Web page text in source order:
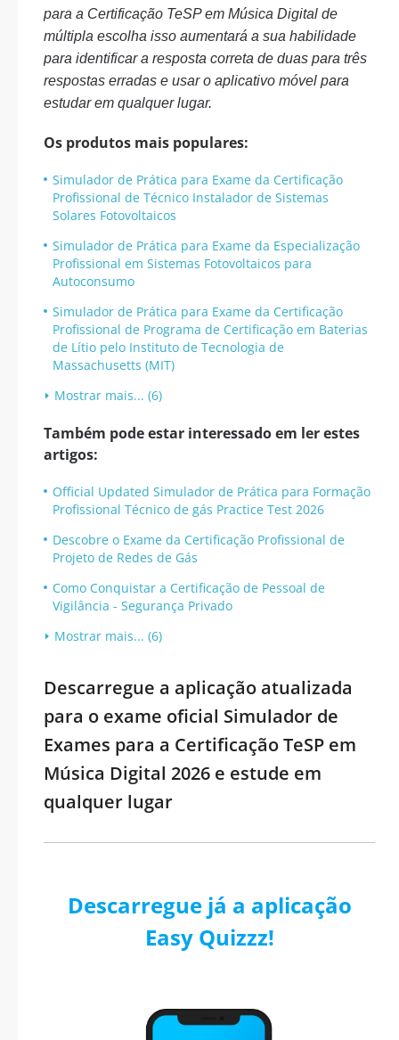
para a Certificação TeSP em Música Digital de
múltipla escolha isso aumentará a sua habilidade
para identificar a resposta correta de duas para três
respostas erradas e usar o aplicativo móvel para
estudar em qualquer lugar.
Os produtos mais populares:
Simulador de Prática para Exame da Certificação
Profissional de Técnico Instalador de Sistemas
Solares Fotovoltaicos
Simulador de Prática para Exame da Especialização
Profissional em Sistemas Fotovoltaicos para
Autoconsumo
Simulador de Prática para Exame da Certificação
Profissional de Programa de Certificação em Baterias
de Lítio pelo Instituto de Tecnologia de
Massachusetts (MIT)
Mostrar mais... (6)
Também pode estar interessado em ler estes
artigos:
Official Updated Simulador de Prática para Formação
Profissional Técnico de gás Practice Test 2026
Descobre o Exame da Certificação Profissional de
Projeto de Redes de Gás
Como Conquistar a Certificação de Pessoal de
Vigilância - Segurança Privado
Mostrar mais... (6)
Descarregue a aplicação atualizada
para o exame oficial Simulador de
Exames para a Certificação TeSP em
Música Digital 2026 e estude em
qualquer lugar
Descarregue já a aplicação
Easy Quizzz!